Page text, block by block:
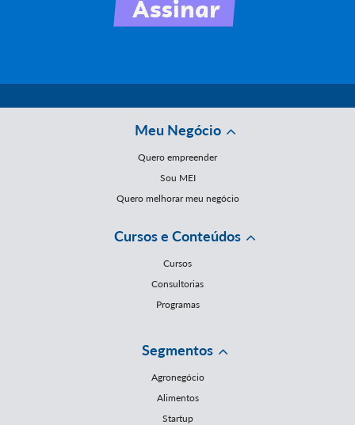
Meu Negócio
Quero empreender
Sou MEI
Quero melhorar meu negócio
Cursos e Conteúdos
Cursos
Consultorias
Programas
Segmentos
Agronegócio
Alimentos
Startup